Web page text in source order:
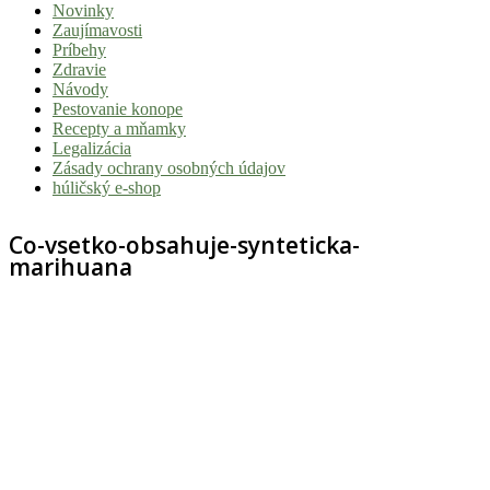
Tvoj
sprievodca
svetom
pohody
stoner
Vitaj
Novinky
Zaujímavosti
Príbehy
Zdravie
Návody
Pestovanie konope
Recepty a mňamky
Legalizácia
Zásady ochrany osobných údajov
húličský e-shop
Co-vsetko-obsahuje-synteticka-
marihuana